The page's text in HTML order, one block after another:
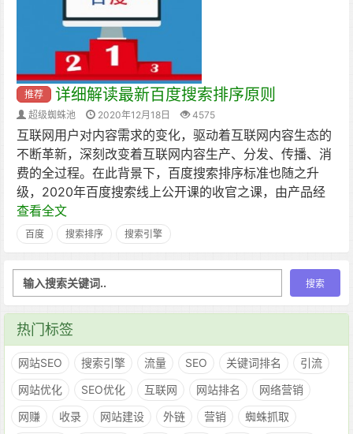
推荐 详细解读最新百度搜索排序原则
超级蜘蛛池 2020年12月18日 4575
互联网用户对内容需求的变化，驱动着互联网内容生态的
不断革新，深刻改变着互联网内容生产、分发、传播、消
费的全过程。在此背景下，百度搜索排序标准也随之升
级，2020年百度搜索线上公开课的收官之课，由产品经
查看全文
百度 搜索排序 搜索引擎
热门标签
网站SEO 搜索引擎 流量 SEO 关键词排名
引流
网站优化
SEO优化 互联网 网站排名
网络营销
网赚
收录 网站建设 外链 营销
蜘蛛抓取